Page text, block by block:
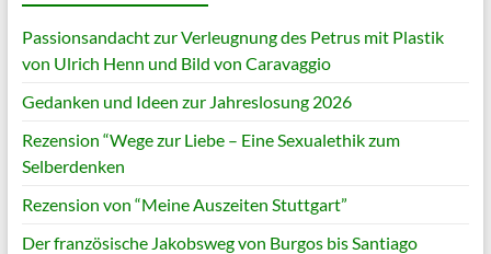
Passionsandacht zur Verleugnung des Petrus mit Plastik
von Ulrich Henn und Bild von Caravaggio
Gedanken und Ideen zur Jahreslosung 2026
Rezension “Wege zur Liebe – Eine Sexualethik zum
Selberdenken
Rezension von “Meine Auszeiten Stuttgart”
Der französische Jakobsweg von Burgos bis Santiago